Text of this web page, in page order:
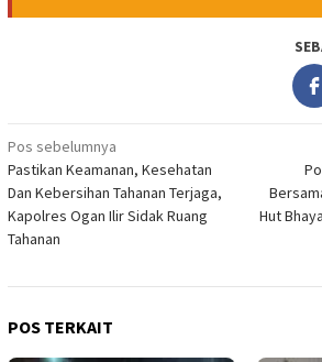
Navigasi
pos
Pos sebelumnya
Pastikan Keamanan, Kesehatan
Dan Kebersihan Tahanan Terjaga,
Kapolres Ogan Ilir Sidak Ruang
Tahanan
Hut
POS TERKAIT